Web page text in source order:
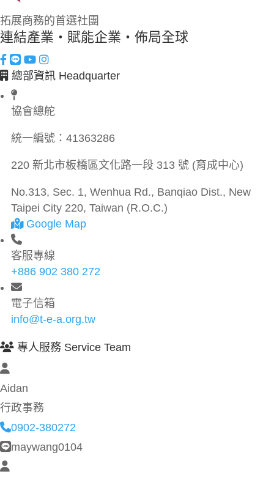
拓展商務的首選社團
連結產業・賦能企業・佈局全球
總部資訊 Headquarter
協會總舵
統一編號： 41363286
220 新北市板橋區文化路一段 313 號 (育成中心)
No.313, Sec. 1, Wenhua Rd., Banqiao Dist., New
Taipei City 220, Taiwan (R.O.C.)
Google Map
客服專線
+886 902 380 272
電子信箱
info@t-e-a.org.tw
專人服務 Service Team
Aidan
行政事務
0902-380272
maywang0104